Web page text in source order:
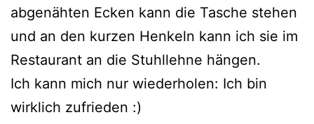
abgenähten Ecken kann die Tasche stehen
und an den kurzen Henkeln kann ich sie im
Restaurant an die Stuhllehne hängen.
Ich kann mich nur wiederholen: Ich bin
wirklich zufrieden :)